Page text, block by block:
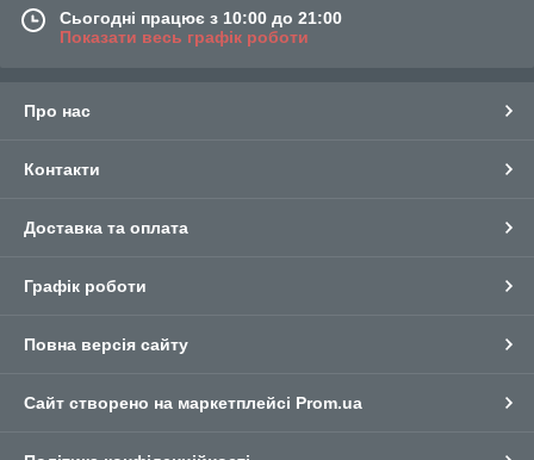
Сьогодні працює з 10:00 до 21:00
Показати весь графік роботи
Про нас
Контакти
Доставка та оплата
Графік роботи
Повна версія сайту
Сайт створено на маркетплейсі Prom.ua